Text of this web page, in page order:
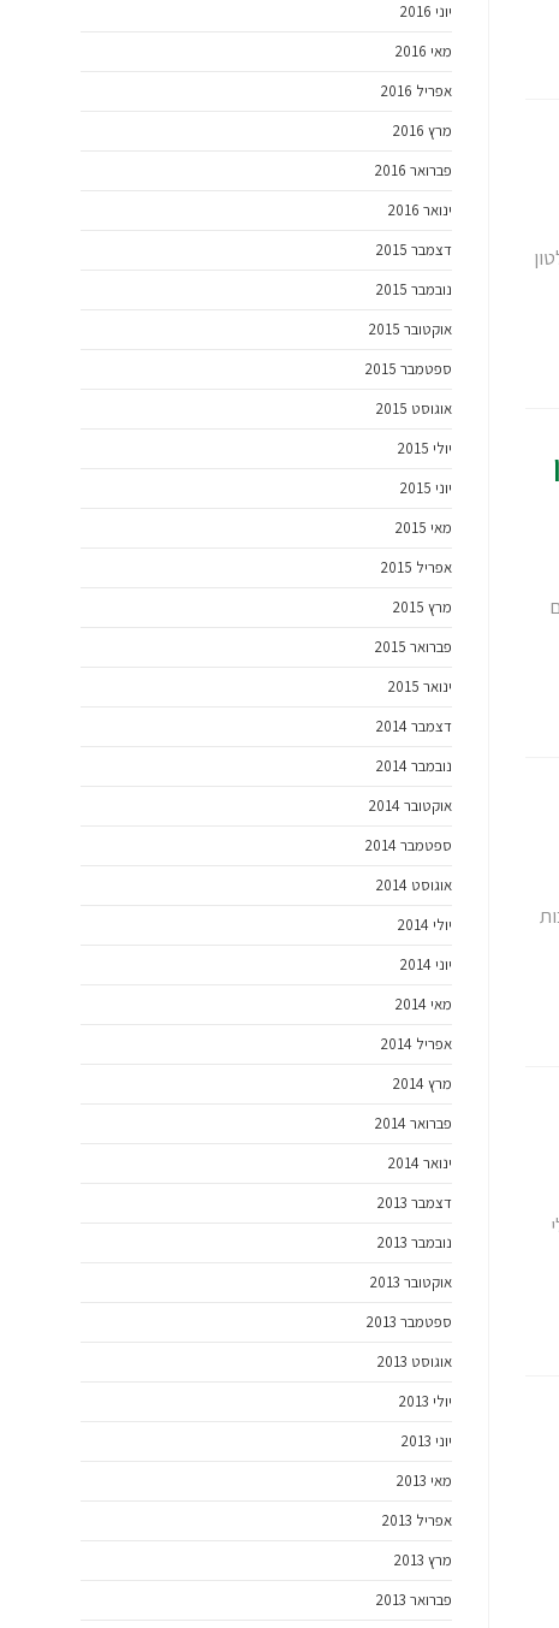
השלטון
איכות
יוני 2016
מאי 2016
אפריל 2016
מרץ 2016
פברואר 2016
ינואר 2016
דצמבר 2015
נובמבר 2015
אוקטובר 2015
ספטמבר 2015
אוגוסט 2015
יולי 2015
יוני 2015
מאי 2015
אפריל 2015
מרץ 2015
פברואר 2015
ינואר 2015
דצמבר 2014
נובמבר 2014
אוקטובר 2014
ספטמבר 2014
אוגוסט 2014
יולי 2014
יוני 2014
מאי 2014
אפריל 2014
מרץ 2014
פברואר 2014
ינואר 2014
דצמבר 2013
נובמבר 2013
אוקטובר 2013
ספטמבר 2013
אוגוסט 2013
יולי 2013
יוני 2013
מאי 2013
אפריל 2013
מרץ 2013
פברואר 2013